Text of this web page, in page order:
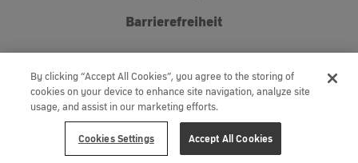
Einfach fernsehen.
Barrierefreiheit
© Zattoo2026
By clicking “Accept All Cookies”, you agree to the storing of
cookies on your device to enhance site navigation, analyze site
usage, and assist in our marketing efforts.
Cookies Settings Accept All Cookies